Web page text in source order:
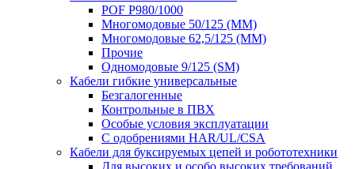
POF P980/1000
Многомодовые 50/125 (ММ)
Многомодовые 62,5/125 (ММ)
Прочие
Одномодовые 9/125 (SM)
Кабели гибкие универсальные
Безгалогенные
Контрольные в ПВХ
Особые условия эксплуатации
С одобрениями HAR/UL/CSA
Кабели для буксируемых цепей и робототехники
Для высоких и особо высоких требований